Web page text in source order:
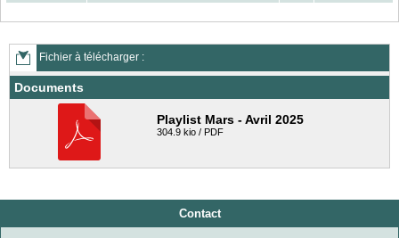
Fichier à télécharger :
Documents
Playlist Mars - Avril 2025
304.9 kio / PDF
Contact